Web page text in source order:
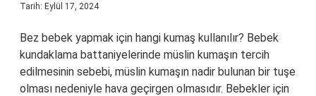
Tarih: Eylül 17, 2024
Bez bebek yapmak için hangi kumaş kullanılır? Bebek
kundaklama battaniyelerinde müslin kumaşın tercih
edilmesinin sebebi, müslin kumaşın nadir bulunan bir tuşe
olması nedeniyle hava geçirgen olmasıdır. Bebekler için